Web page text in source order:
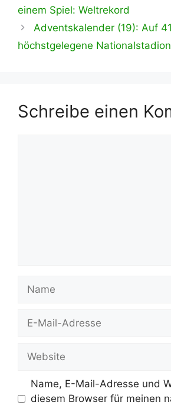
einem Spiel: Weltrekord
Adventskalender (19): Auf
höchstgelegene
Schreibe einen
Mail-
Name, E-Mail-Adresse und
diesem Browser für meinen